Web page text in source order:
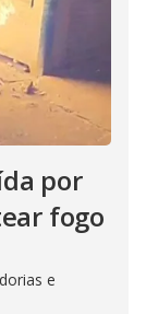
por
fogo
e